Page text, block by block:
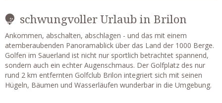
schwungvoller Urlaub in Brilon
Ankommen, abschalten, abschlagen - und das mit einem
atemberaubenden Panoramablick über das Land der 1000 Berge.
Golfen im Sauerland ist nicht nur sportlich betrachtet spannend,
sondern auch ein echter Augenschmaus. Der Golfplatz des nur
rund 2 km entfernten Golfclub Brilon integriert sich mit seinen
Hügeln, Bäumen und Wasserläufen wunderbar in die Umgebung.